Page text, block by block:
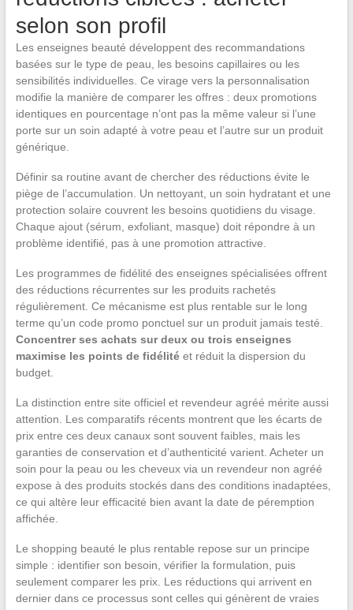
selon son profil
Les enseignes beauté développent des recommandations
basées sur le type de peau, les besoins capillaires ou les
sensibilités individuelles. Ce virage vers la personnalisation
modifie la manière de comparer les offres : deux promotions
identiques en pourcentage n’ont pas la même valeur si l’une
porte sur un soin adapté à votre peau et l’autre sur un produit
générique.
Définir sa routine avant de chercher des réductions évite le
piège de l’accumulation. Un nettoyant, un soin hydratant et une
protection solaire couvrent les besoins quotidiens du visage.
Chaque ajout (sérum, exfoliant, masque) doit répondre à un
problème identifié, pas à une promotion attractive.
Les programmes de fidélité des enseignes spécialisées offrent
des réductions récurrentes sur les produits rachetés
régulièrement. Ce mécanisme est plus rentable sur le long
terme qu’un code promo ponctuel sur un produit jamais testé.
Concentrer ses achats sur deux ou trois enseignes
maximise les points de fidélitéet réduit la dispersion du
budget.
La distinction entre site officiel et revendeur agréé mérite aussi
attention. Les comparatifs récents montrent que les écarts de
prix entre ces deux canaux sont souvent faibles, mais les
garanties de conservation et d’authenticité varient. Acheter un
soin pour la peau ou les cheveux via un revendeur non agréé
expose à des produits stockés dans des conditions inadaptées,
ce qui altère leur efficacité bien avant la date de péremption
affichée.
Le shopping beauté le plus rentable repose sur un principe
simple : identifier son besoin, vérifier la formulation, puis
seulement comparer les prix. Les réductions qui arrivent en
dernier dans ce processus sont celles qui génèrent de vraies